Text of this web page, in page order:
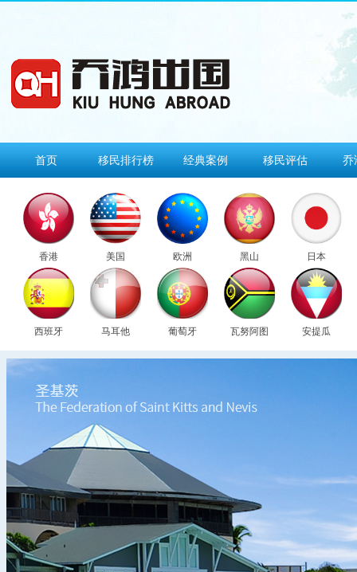
首页 移民排行榜 经典案例 移民评估 乔
香港 美国 欧洲 黑山 日本
西班牙 马耳他 葡萄牙 瓦努阿图 安提瓜